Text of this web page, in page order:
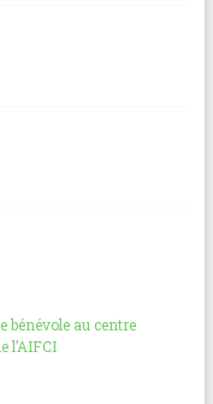
bénévole au centre
l’AIFCI